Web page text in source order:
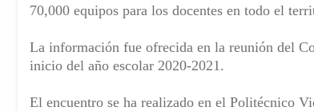
70,000 equipos para los docentes en todo el
La información fue ofrecida en la reunión del
inicio del año escolar 2020-2021.
El encuentro se ha realizado en el Politécnico